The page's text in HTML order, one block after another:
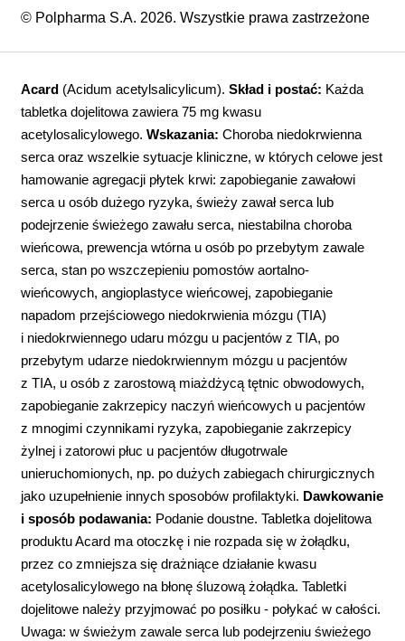
© Polpharma S.A. 2026. Wszystkie prawa zastrzeżone
Acard (Acidum acetylsalicylicum).Skład i postać: Każda
tabletka dojelitowa zawiera 75 mg kwasu
acetylosalicylowego.Wskazania: Choroba niedokrwienna
serca oraz wszelkie sytuacje kliniczne, w których celowe jest
hamowanie agregacji płytek krwi: zapobieganie zawałowi
serca u osób dużego ryzyka, świeży zawał serca lub
podejrzenie świeżego zawału serca, niestabilna choroba
wieńcowa, prewencja wtórna u osób po przebytym zawale
serca, stan po wszczepieniu pomostów aortalno-
wieńcowych, angioplastyce wieńcowej, zapobieganie
napadom przejściowego niedokrwienia mózgu (TIA)
i niedokrwiennego udaru mózgu u pacjentów z TIA, po
przebytym udarze niedokrwiennym mózgu u pacjentów
z TIA, u osób z zarostową miażdżycą tętnic obwodowych,
zapobieganie zakrzepicy naczyń wieńcowych u pacjentów
z mnogimi czynnikami ryzyka, zapobieganie zakrzepicy
żylnej i zatorowi płuc u pacjentów długotrwale
unieruchomionych, np. po dużych zabiegach chirurgicznych
jako uzupełnienie innych sposobów profilaktyki. Dawkowanie
i sposób podawania: Podanie doustne. Tabletka dojelitowa
produktu Acard ma otoczkę i nie rozpada się w żołądku,
przez co zmniejsza się drażniące działanie kwasu
acetylosalicylowego na błonę śluzową żołądka. Tabletki
dojelitowe należy przyjmować po posiłku - połykać w całości.
Uwaga: w świeżym zawale serca lub podejrzeniu świeżego